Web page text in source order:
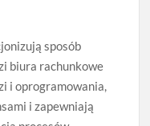
sposób
biura rachunkowe
i oprogramowania,
i zapewniają